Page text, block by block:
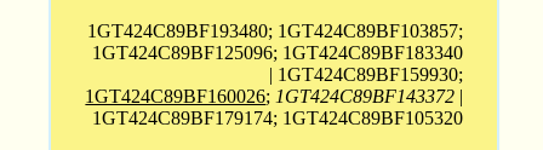
1GT424C89BF193480; 1GT424C89BF103857;
1GT424C89BF125096; 1GT424C89BF183340
| 1GT424C89BF159930;
1GT424C89BF160026; 1GT424C89BF143372 |
1GT424C89BF179174; 1GT424C89BF105320